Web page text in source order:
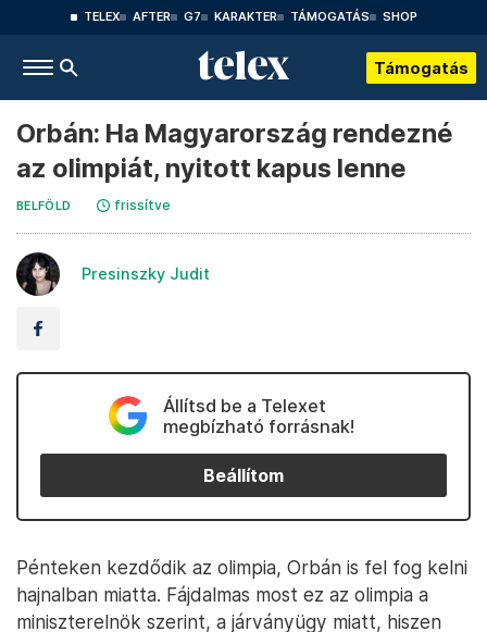
TELEX AFTER G7 KARAKTER TÁMOGATÁS SHOP
Támogatás
Orbán: Ha Magyarország rendezné
az olimpiát, nyitott kapus lenne
BELFÖLD frissítve
Presinszky Judit
Állítsd be a Telexet
megbízható forrásnak!
Beállítom
Pénteken kezdődik az olimpia, Orbán is fel fog kelni
hajnalban miatta. Fájdalmas most ez az olimpia a
miniszterelnök szerint, a járványügy miatt, hiszen